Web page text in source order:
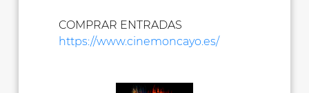
COMPRAR ENTRADAS
https://www.cinemoncayo.es/